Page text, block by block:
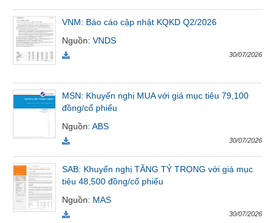
VNM: Báo cáo cập nhật KQKD Q2/2026
Nguồn:VNDS
30/07/2026
MSN: Khuyến nghị MUA với giá mục tiêu 79,100
đồng/cổ phiếu
Nguồn:ABS
30/07/2026
SAB: Khuyến nghị TĂNG TỶ TRỌNG với giá mục
tiêu 48,500 đồng/cổ phiếu
Nguồn: MAS
30/07/2026
BẤT
ĐỘNG
Mã
(-)
Tất cả Cổ phiếu Chỉ số Chứng chỉ quỹ Chứng
Lãnh
đạo